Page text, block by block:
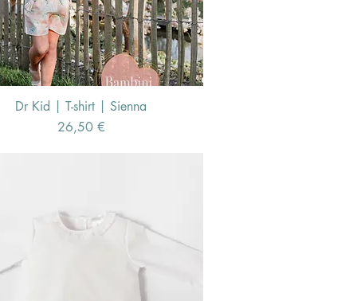
Schnellansicht
Dr Kid | T-shirt | Sienna
Preis
26,50 €